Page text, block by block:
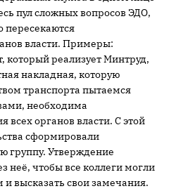
пул сложных вопросов ЭДО,
пересекаются
власти. Примеры:
который реализует Минтруд,
накладная, которую
транспорта пытаемся
необходима
всех органов власти. С этой
сформировали
группу. Утверждение
неё, чтобы все коллеги могли
высказать свои замечания.